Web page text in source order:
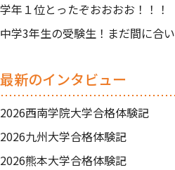
学年１位とったぞおおおお！！！
中学3年生の受験生！まだ間に合い
最新のインタビュー
2026西南学院大学合格体験記
2026九州大学合格体験記
2026熊本大学合格体験記